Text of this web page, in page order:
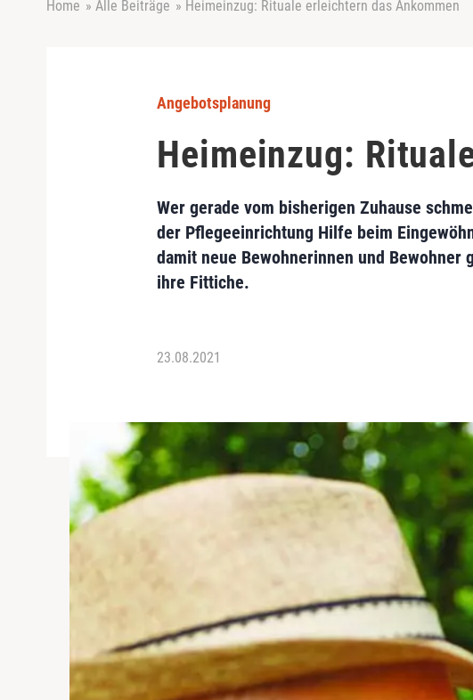
Home » Alle Beiträge » Heimeinzug: Rituale erleichtern das Ankommen
Angebotsplanung
Heimeinzug:
Wer gerade vom bisherigen Zuhause
der Pflegeeinrichtung Hilfe beim
damit neue Bewohnerinnen und
ihre Fittiche.
23.08.2021